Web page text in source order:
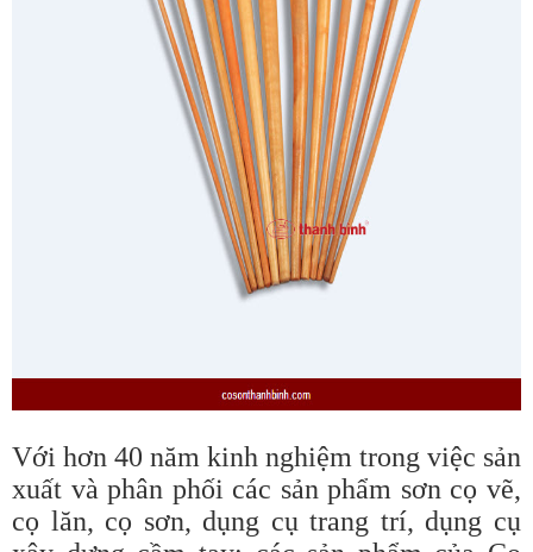
Với hơn 40 năm kinh nghiệm trong việc sản
xuất và phân phối các sản phẩm sơn cọ vẽ,
cọ lăn, cọ sơn, dụng cụ trang trí, dụng cụ